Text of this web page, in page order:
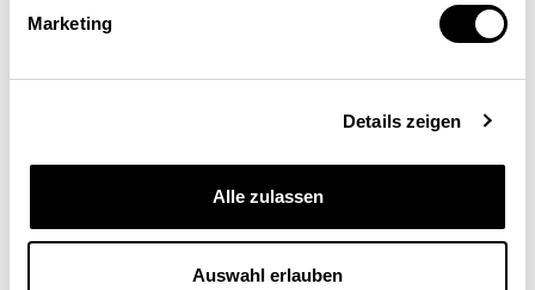
Marketing
Details zeigen
Alle zulassen
Auswahl erlauben
Jacky & Lukas
Zeitloses Eigenheim für kleine Familien